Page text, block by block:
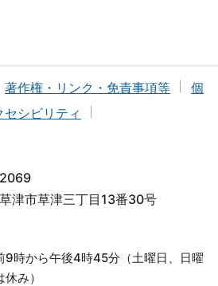
著作権・リンク・免責事項等
個
セシビリティ
市草津三丁目13番30号
時から午後4時45分（土曜日、日曜
み）